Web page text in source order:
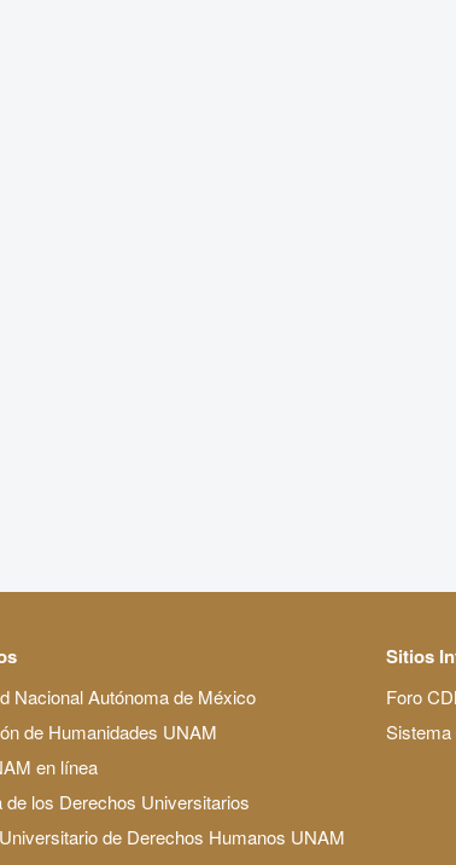
Nacional Autónoma de México
de Humanidades UNAM
en línea
de los Derechos Universitarios
de Derechos Humanos UNAM
Sitios
Foro
Sistema